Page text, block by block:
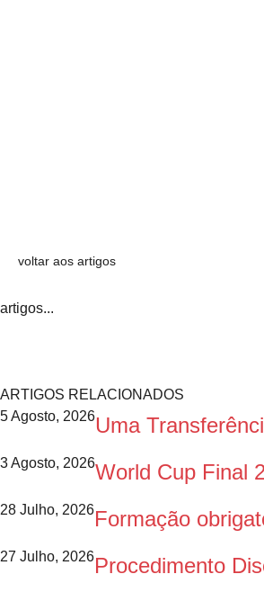
voltar aos artigos
artigos...
ARTIGOS RELACIONADOS
Uma
5 Agosto, 2026
World Cup Final
3 Agosto, 2026
Formação
28 Julho, 2026
Procedimento
27 Julho, 2026